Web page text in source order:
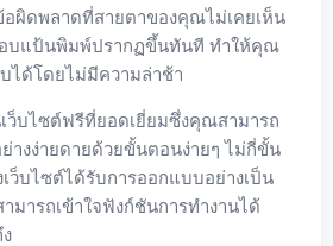
ผิดพลาดที่สายตาของคุณไม่เคยเห็น
อบแป้นพิมพ์ปรากฏขึ้นทันที ทำให้คุณ
ได้โดยไม่มีความล่าช้า
ว็บไซต์ฟรีที่ยอดเยี่ยมซึ่งคุณสามารถ
งง่ายดายด้วยขั้นตอนง่ายๆ ไม่กี่ขั้น
ว็บไซต์ได้รับการออกแบบอย่างเป็น
มารถเข้าใจฟังก์ชันการทำงานได้